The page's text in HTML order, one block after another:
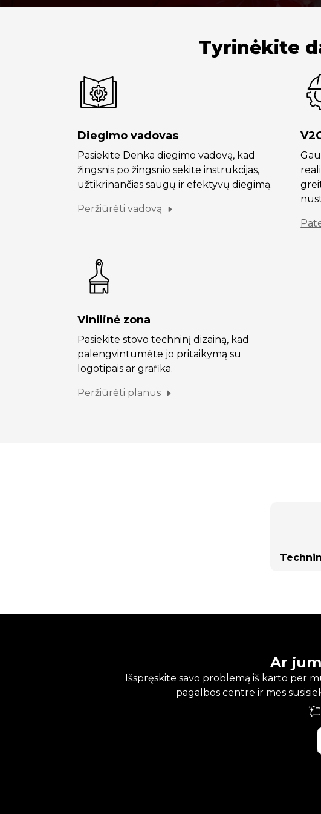
Tyrinėkite
Diegimo vadovas
Pasiekite Denka diegimo vadovą, kad
žingsnis po žingsnio sekite instrukcijas,
užtikrinančias saugų ir efektyvų diegimą.
Peržiūrėti vadovą
Vinilinė zona
Pasiekite stovo techninį dizainą, kad
palengvintumėte jo pritaikymą su
logotipais ar grafika.
Peržiūrėti planus
Ar
Išspręskite savo problemą iš karto per
pagalbos centre ir mes